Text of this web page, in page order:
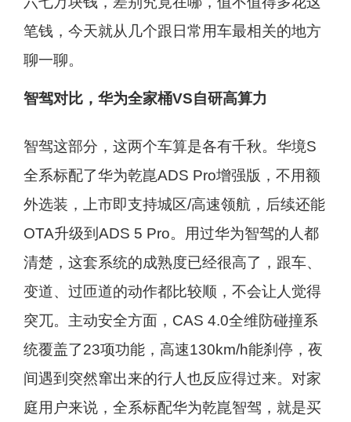
笔钱，今天就从几个跟日常用车最相关的地方
聊一聊。
智驾对比，华为全家桶VS自研高算力
智驾这部分，这两个车算是各有千秋。华境S
全系标配了华为乾崑ADS Pro增强版，不用额
外选装，上市即支持城区/高速领航，后续还能
OTA升级到ADS 5 Pro。用过华为智驾的人都
清楚，这套系统的成熟度已经很高了，跟车、
变道、过匝道的动作都比较顺，不会让人觉得
突兀。主动安全方面，CAS 4.0全维防碰撞系
统覆盖了23项功能，高速130km/h能刹停，夜
间遇到突然窜出来的行人也反应得过来。对家
庭用户来说，全系标配华为乾崑智驾，就是买